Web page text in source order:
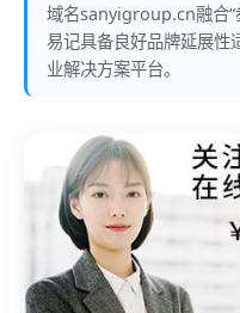
域名sanyigroup.cn融合“
易记具备良好品牌延展性
业解决方案平台。